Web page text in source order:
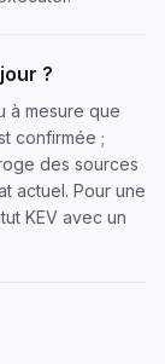
?
à mesure que
confirmée ;
des sources
actuel. Pour une
KEV avec un